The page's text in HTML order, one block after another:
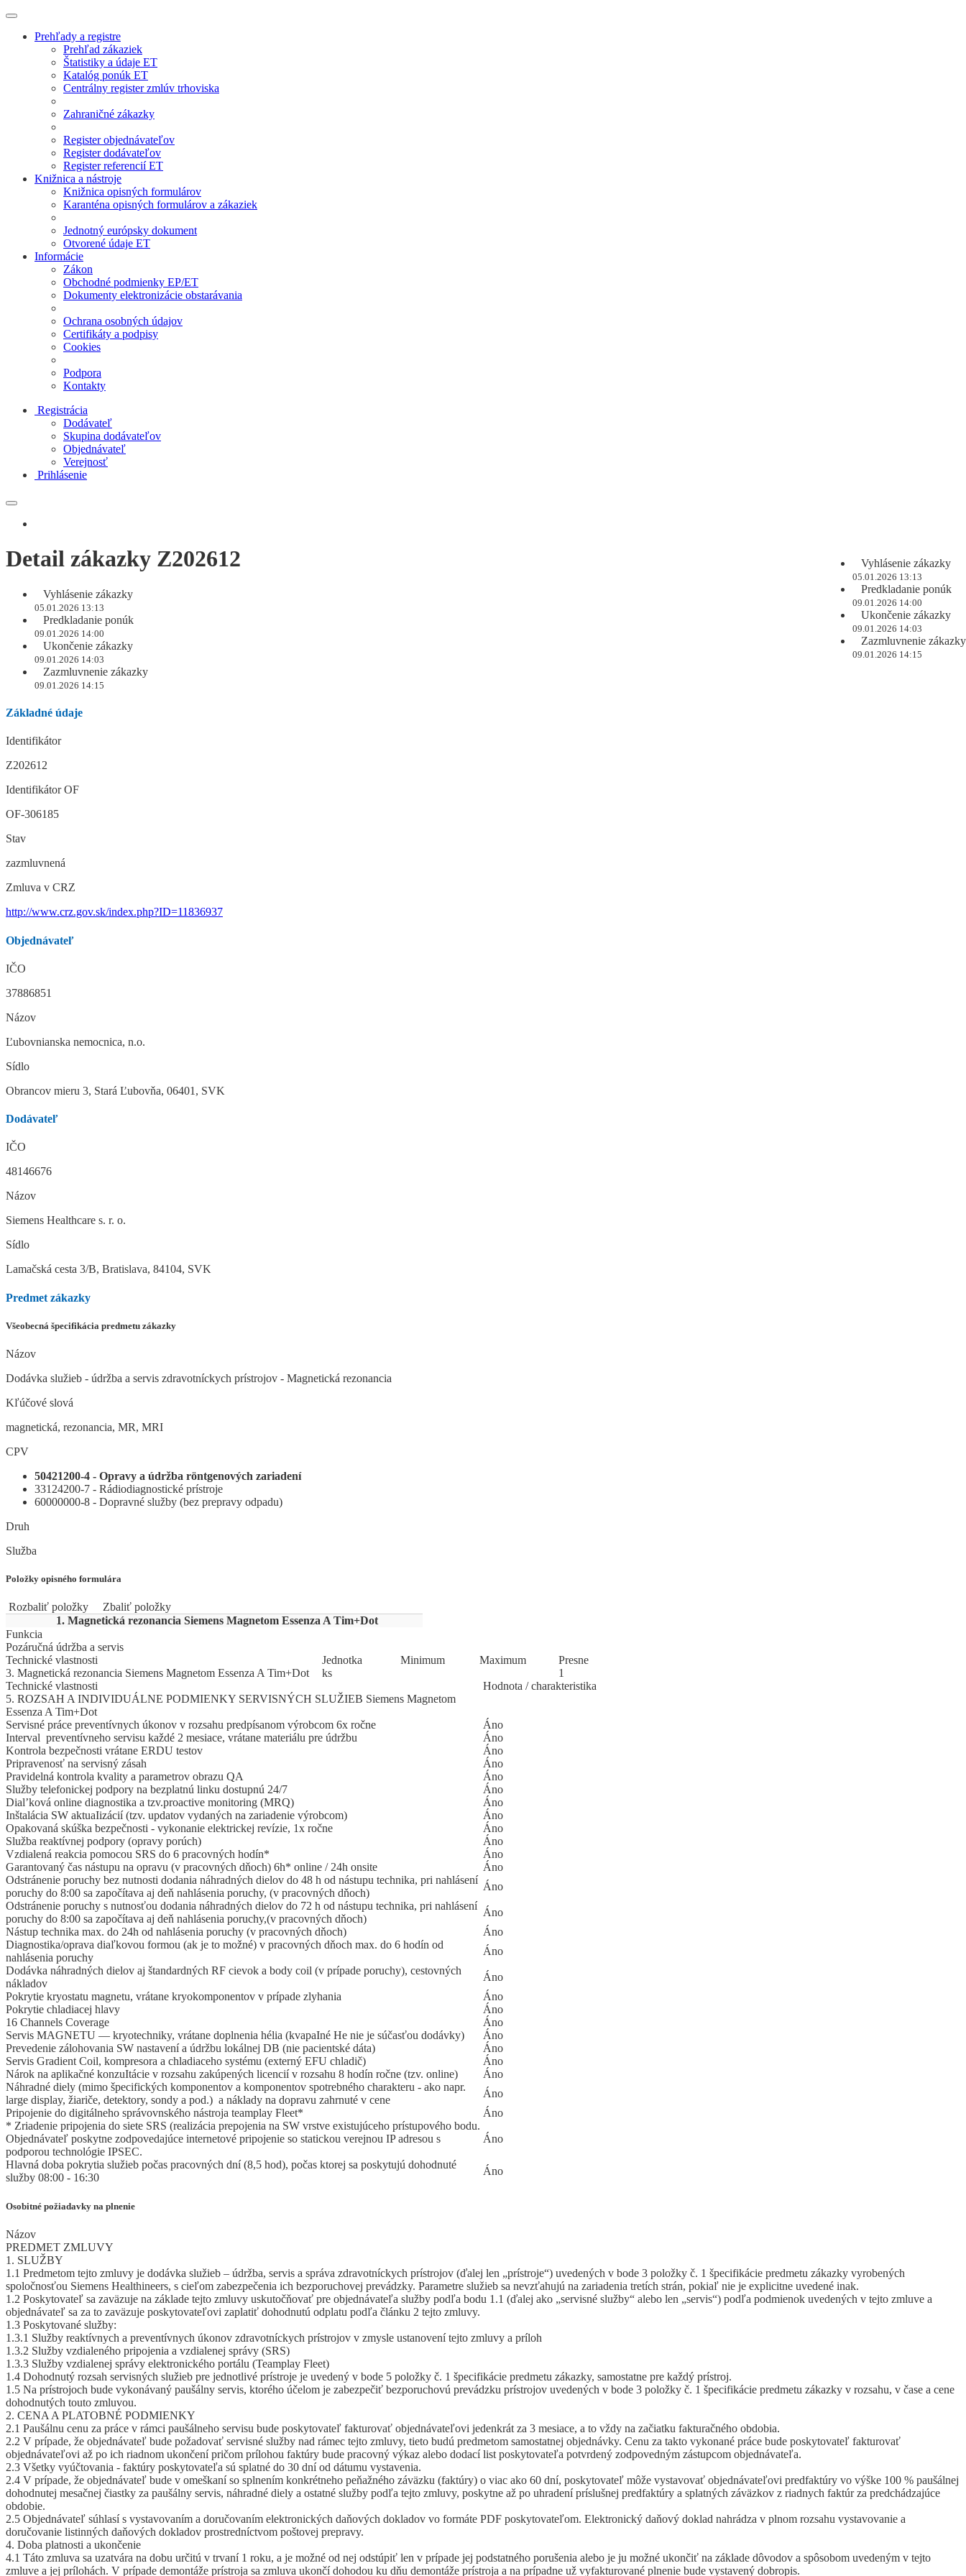
Prehľady a registre
Prehľad zákaziek
Štatistiky a údaje ET
Katalóg ponúk ET
Centrálny register zmlúv trhoviska
Zahraničné zákazky
Register objednávateľov
Register dodávateľov
Register referencií ET
Knižnica a nástroje
Knižnica opisných formulárov
Karanténa opisných formulárov a zákaziek
Jednotný európsky dokument
Otvorené údaje ET
Informácie
Zákon
Obchodné podmienky EP/ET
Dokumenty elektronizácie obstarávania
Ochrana osobných údajov
Certifikáty a podpisy
Cookies
Podpora
Kontakty
Registrácia
Dodávateľ
Skupina dodávateľov
Objednávateľ
Verejnosť
Prihlásenie
Vyhlásenie zákazky
05.01.2026 13:13
Predkladanie ponúk
09.01.2026 14:00
Ukončenie zákazky
09.01.2026 14:03
Zazmluvnenie zákazky
09.01.2026 14:15
Detail zákazky Z202612
Vyhlásenie zákazky
05.01.2026 13:13
Predkladanie ponúk
09.01.2026 14:00
Ukončenie zákazky
09.01.2026 14:03
Zazmluvnenie zákazky
09.01.2026 14:15
Základné údaje
Identifikátor
Z202612
Identifikátor OF
OF-306185
Stav
zazmluvnená
Zmluva v CRZ
http://www.crz.gov.sk/index.php?ID=11836937
Objednávateľ
IČO
37886851
Názov
Ľubovnianska nemocnica, n.o.
Sídlo
Obrancov mieru 3, Stará Ľubovňa, 06401, SVK
Dodávateľ
IČO
48146676
Názov
Siemens Healthcare s. r. o.
Sídlo
Lamačská cesta 3/B, Bratislava, 84104, SVK
Predmet zákazky
Všeobecná špecifikácia predmetu zákazky
Názov
Dodávka služieb - údržba a servis zdravotníckych prístrojov - Magnetická rezonancia
Kľúčové slová
magnetická, rezonancia, MR, MRI
CPV
50421200-4 - Opravy a údržba röntgenových zariadení
33124200-7 - Rádiodiagnostické prístroje
60000000-8 - Dopravné služby (bez prepravy odpadu)
Druh
Služba
Položky opisného formulára
Rozbaliť položky
Zbaliť položky
1. Magnetická rezonancia Siemens Magnetom Essenza A Tim+Dot
Funkcia
Pozáručná údržba a servis
Technické vlastnosti
Jed­not­ka Mi­ni­mum Ma­xi­mum Pres­ne
3. Magnetická rezonancia Siemens Magnetom Essenza A Tim+Dot
ks
1
Technické vlastnosti
Hodnota / charakteristika
5. ROZSAH A INDIVIDUÁLNE PODMIENKY SERVISNÝCH SLUŽIEB Siemens Magnetom
Essenza A Tim+Dot
Servisné práce preventívnych úkonov v rozsahu predpísanom výrobcom 6x ročne
Áno
Interval preventívneho servisu každé 2 mesiace, vrátane materiálu pre údržbu
Áno
Kontrola bezpečnosti vrátane ERDU testov
Áno
Pripravenosť na servisný zásah
Áno
Pravidelná kontrola kvality a parametrov obrazu QA
Áno
Služby telefonickej podpory na bezplatnú linku dostupnú 24/7
Áno
Dial’ková online diagnostika a tzv.proactive monitoring (MRQ)
Áno
Inštalácia SW aktuaIizácií (tzv. updatov vydaných na zariadenie výrobcom)
Áno
Opakovaná skúška bezpečnosti - vykonanie elektrickej revízie, 1x ročne
Áno
Služba reaktívnej podpory (opravy porúch)
Áno
Vzdialená reakcia pomocou SRS do 6 pracovných hodín*
Áno
Garantovaný čas nástupu na opravu (v pracovných dňoch) 6h* online / 24h onsite
Áno
Odstránenie poruchy bez nutnosti dodania náhradných dielov do 48 h od nástupu technika, pri nahlásení
poruchy do 8:00 sa započítava aj deň nahlásenia poruchy, (v pracovných dňoch)
Áno
Odstránenie poruchy s nutnosťou dodania náhradných dielov do 72 h od nástupu technika, pri nahlásení
poruchy do 8:00 sa započítava aj deň nahlásenia poruchy,(v pracovných dňoch)
Áno
Nástup technika max. do 24h od nahlásenia poruchy (v pracovných dňoch)
Áno
Diagnostika/oprava diaľkovou formou (ak je to možné) v pracovných dňoch max. do 6 hodín od
nahlásenia poruchy
Áno
Dodávka náhradných dielov aj štandardných RF cievok a body coil (v prípade poruchy), cestovných
nákladov
Áno
Pokrytie kryostatu magnetu, vrátane kryokomponentov v prípade zlyhania
Áno
Pokrytie chladiacej hlavy
Áno
16 Channels Coverage
Áno
Servis MAGNETU — kryotechniky, vrátane doplnenia hélia (kvapaIné He nie je súčasťou dodávky)
Áno
Prevedenie zálohovania SW nastavení a údržbu lokálnej DB (nie pacientské dáta)
Áno
Servis Gradient Coil, kompresora a chladiaceho systému (externý EFU chladič)
Áno
Nárok na aplikačné konzuItácie v rozsahu zakúpených licencií v rozsahu 8 hodín ročne (tzv. online)
Áno
Náhradné diely (mimo špecifických komponentov a komponentov spotrebného charakteru - ako napr.
large display, žiariče, detektory, sondy a pod.) a náklady na dopravu zahrnuté v cene
Áno
Pripojenie do digitálneho správovnského nástroja teamplay Fleet*
Áno
* Zriadenie pripojenia do siete SRS (realizácia prepojenia na SW vrstve existujúceho prístupového bodu.
Objednávateľ poskytne zodpovedajúce internetové pripojenie so statickou verejnou IP adresou s
podporou technológie IPSEC.
Áno
Hlavná doba pokrytia služieb počas pracovných dní (8,5 hod), počas ktorej sa poskytujú dohodnuté
služby 08:00 - 16:30
Áno
Osobitné požiadavky na plnenie
Názov
PREDMET ZMLUVY
1. SLUŽBY
1.1 Predmetom tejto zmluvy je dodávka služieb – údržba, servis a správa zdravotníckych prístrojov (ďalej len „prístroje“) uvedených v bode 3 položky č. 1 špecifikácie predmetu zákazky vyrobených
spoločnosťou Siemens Healthineers, s cieľom zabezpečenia ich bezporuchovej prevádzky. Parametre služieb sa nevzťahujú na zariadenia tretích strán, pokiaľ nie je explicitne uvedené inak.
1.2 Poskytovateľ sa zaväzuje na základe tejto zmluvy uskutočňovať pre objednávateľa služby podľa bodu 1.1 (ďalej ako „servisné služby“ alebo len „servis“) podľa podmienok uvedených v tejto zmluve a
objednávateľ sa za to zaväzuje poskytovateľovi zaplatiť dohodnutú odplatu podľa článku 2 tejto zmluvy.
1.3 Poskytované služby:
1.3.1 Služby reaktívnych a preventívnych úkonov zdravotníckych prístrojov v zmysle ustanovení tejto zmluvy a príloh
1.3.2 Služby vzdialeného pripojenia a vzdialenej správy (SRS)
1.3.3 Služby vzdialenej správy elektronického portálu (Teamplay Fleet)
1.4 Dohodnutý rozsah servisných služieb pre jednotlivé prístroje je uvedený v bode 5 položky č. 1 špecifikácie predmetu zákazky, samostatne pre každý prístroj.
1.5 Na prístrojoch bude vykonávaný paušálny servis, ktorého účelom je zabezpečiť bezporuchovú prevádzku prístrojov uvedených v bode 3 položky č. 1 špecifikácie predmetu zákazky v rozsahu, v čase a cene
dohodnutých touto zmluvou.
2. CENA A PLATOBNÉ PODMIENKY
2.1 Paušálnu cenu za práce v rámci paušálneho servisu bude poskytovateľ fakturovať objednávateľovi jedenkrát za 3 mesiace, a to vždy na začiatku fakturačného obdobia.
2.2 V prípade, že objednávateľ bude požadovať servisné služby nad rámec tejto zmluvy, tieto budú predmetom samostatnej objednávky. Cenu za takto vykonané práce bude poskytovateľ fakturovať
objednávateľovi až po ich riadnom ukončení pričom prílohou faktúry bude pracovný výkaz alebo dodací list poskytovateľa potvrdený zodpovedným zástupcom objednávateľa.
2.3 Všetky vyúčtovania - faktúry poskytovateľa sú splatné do 30 dní od dátumu vystavenia.
2.4 V prípade, že objednávateľ bude v omeškaní so splnením konkrétneho peňažného záväzku (faktúry) o viac ako 60 dní, poskytovateľ môže vystavovať objednávateľovi predfaktúry vo výške 100 % paušálnej
dohodnutej mesačnej čiastky za paušálny servis, náhradné diely a ostatné služby podľa tejto zmluvy, poskytne až po uhradení príslušnej predfaktúry a splatných záväzkov z riadnych faktúr za predchádzajúce
obdobie.
2.5 Objednávateľ súhlasí s vystavovaním a doručovaním elektronických daňových dokladov vo formáte PDF poskytovateľom. Elektronický daňový doklad nahrádza v plnom rozsahu vystavovanie a
doručovanie listinných daňových dokladov prostredníctvom poštovej prepravy.
4. Doba platnosti a ukončenie
4.1 Táto zmluva sa uzatvára na dobu určitú v trvaní 1 roku, a je možné od nej odstúpiť len v prípade jej podstatného porušenia alebo je ju možné ukončiť na základe dôvodov a spôsobom uvedeným v tejto
zmluve a jej prílohách. V prípade demontáže prístroja sa zmluva ukončí dohodou ku dňu demontáže prístroja a na prípadne už vyfakturované plnenie bude vystavený dobropis.